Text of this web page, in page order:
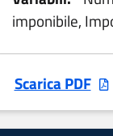
imponibile,
Scarica PDF